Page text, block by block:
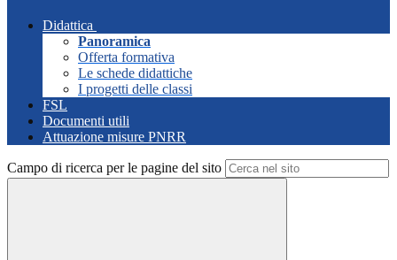
Didattica
Panoramica
Offerta formativa
Le schede didattiche
I progetti delle classi
FSL
Documenti utili
Attuazione misure PNRR
Campo di ricerca per le pagine del sito